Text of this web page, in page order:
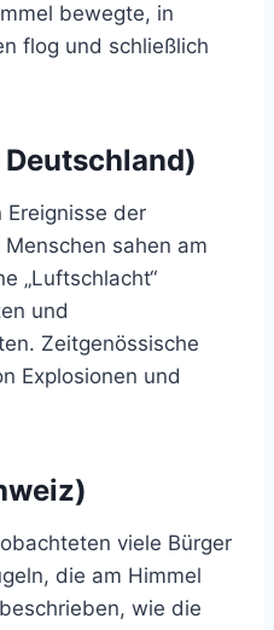
bewegte, in
flog und schließlich
Ereignisse der
sahen am
„Luftschlacht“
und
Zeitgenössische
Explosionen und
viele Bürger
die am Himmel
wie die